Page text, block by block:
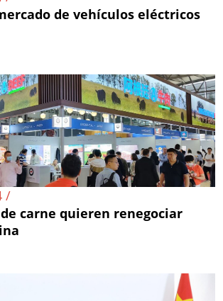
de vehículos eléctricos
/
carne quieren renegociar